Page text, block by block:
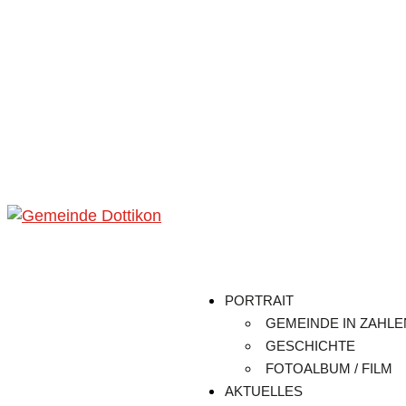
PORTRAIT
GEMEINDE IN
GESCHICHTE
FOTOALBUM / FILM
AKTUELLES